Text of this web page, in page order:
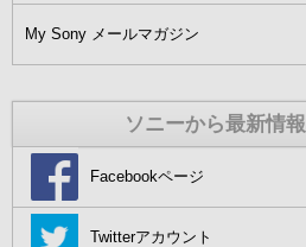
My Sony メールマガジン
ソニーから最新情
Facebookページ
Twitterアカウント